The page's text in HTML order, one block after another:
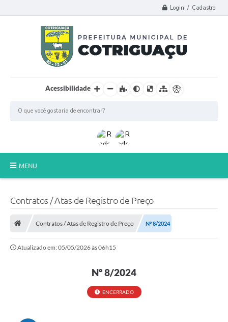
Login / Cadastro
Acessibilidade
MENU
A Prefeitura
Município
Contratos / Atas de Registro de Preço
Contratos / Atas de Registro de Preço Nº 8/2024
Atualizado em: 05/05/2026 às 06h15
Nº 8/2024
ENCERRADO